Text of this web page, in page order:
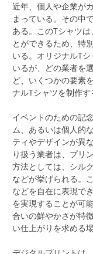
近年、個人や企業が
まっている。 その中
ある。このTシャツ
とができるため、特
いる。オリジナルT
いるが、どの業者を
ど、いくつかの要素
ナルTシャツを制作す
イベントのための記
ム、あるいは個人的
ティやデザインが異
り扱う業者は、プリ
方法としては、シル
などが挙げられる。
などを自在に表現で
を実現することが可
合いの鮮やかさが特
い仕上がりを求める